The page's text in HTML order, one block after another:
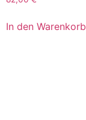
In den Warenkorb